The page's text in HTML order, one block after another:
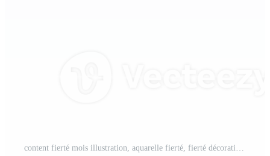
content fierté mois illustration, aquarelle fierté, fierté décoration, arc en ciel PNG Pro